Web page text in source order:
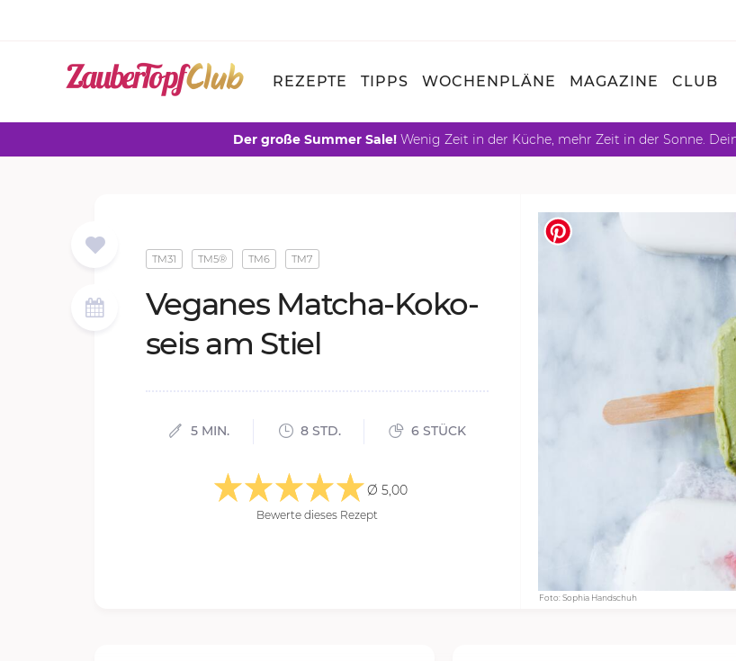
REZEPTE TIPPS WOCHENPLÄNE MAGAZINE CLUB
Der große Summer Sale! Wenig Zeit in der Küche, mehr Zeit in der Sonne.
Foto: Sophia Handschuh
TM31 TM5® TM6 TM7
Ve­ga­nes Mat­cha-Ko­ko­
seis am Stiel
5 MIN. 8 STD. 6 STÜCK
Ø 5,00
Bewerte dieses Rezept